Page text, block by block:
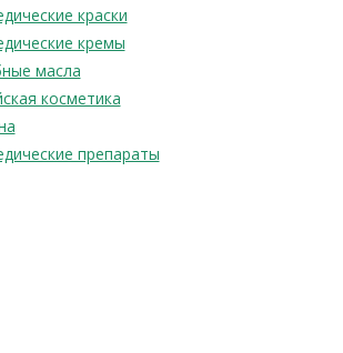
краски
кремы
масла
косметика
препараты